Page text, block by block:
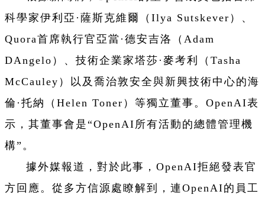
科學家伊利亞·薩斯克維爾（Ilya Sutskever）、
Quora首席執行官亞當·德安吉洛（Adam
DAngelo）、技術企業家塔莎·麥考利（Tasha
McCauley）以及喬治敦安全與新興技術中心的海
倫·托納（Helen Toner）等獨立董事。OpenAI表
示，其董事會是“OpenAI所有活動的總體管理機
構”。
據外媒報道，對於此事，OpenAI拒絕發表官
方回應。從多方信源處瞭解到，連OpenAI的員工